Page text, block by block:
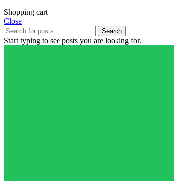
Shopping cart
Close
Search
Start typing to see posts you are looking for.